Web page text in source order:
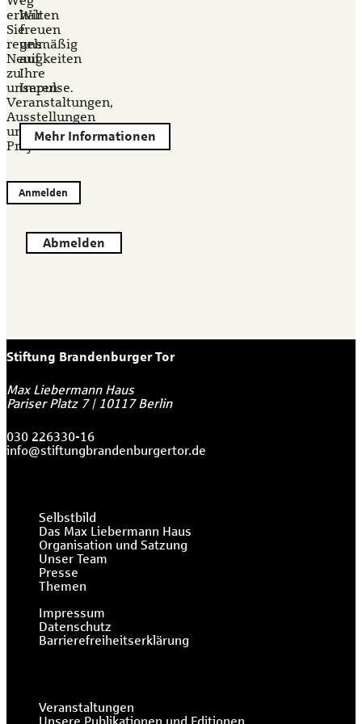
erhalten
Sie
regelmäßig
Neuigkeiten
zu
unseren
Veranstaltungen,
Ausstellungen
und
Projekten.
Anmelden
Abmelden
Wir
freuen
uns
auf
Ihre
Impulse.
Mehr Informationen
Stiftung Brandenburger Tor
Max Liebermann Haus
Pariser Platz 7| 10117 Berlin
030 226330-16
info@stiftungbrandenburgertor.de
Selbstbild
Das Max Liebermann Haus
Organisation und Satzung
Unser Team
Presse
Themen
Impressum
Datenschutz
Barrierefreiheitserklärung
Veranstaltungen
Unsere Publikationen und Editionen